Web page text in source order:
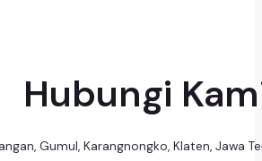
Hubungi
Gumul, Karangnongko, Klaten, Jawa